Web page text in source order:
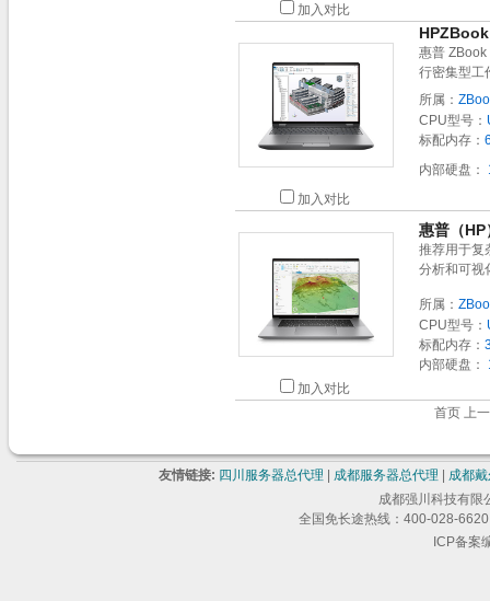
加入对比
加入对比
惠普
行密集型工
所属：
CPU型号：
标配内存：
内部硬盘：
加入对比
惠普（
推荐用于复
分析和可视
所属：
CPU型号：
标配内存：
内部硬盘：
首页 上
友情链接: 四川服务器总代理 成都服务器总代理
成都
成都强川科技有限
全国免长途热线：400-028-
ICP备案